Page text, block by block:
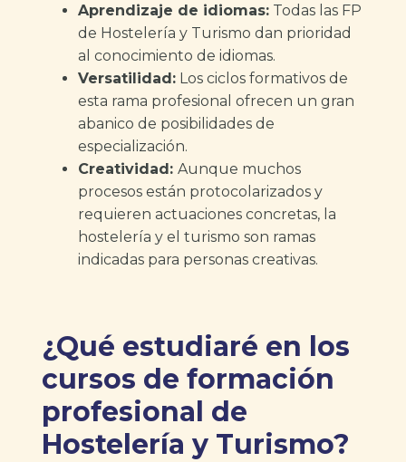
Aprendizaje de idiomas: Todas las FP
de Hostelería y Turismo dan prioridad
al conocimiento de idiomas.
Versatilidad: Los ciclos formativos de
esta rama profesional ofrecen un gran
abanico de posibilidades de
especialización.
Creatividad: Aunque muchos
procesos están protocolarizados y
requieren actuaciones concretas, la
hostelería y el turismo son ramas
indicadas para personas creativas.
¿Qué estudiaré en los
cursos de formación
profesional de
Hostelería y Turismo?